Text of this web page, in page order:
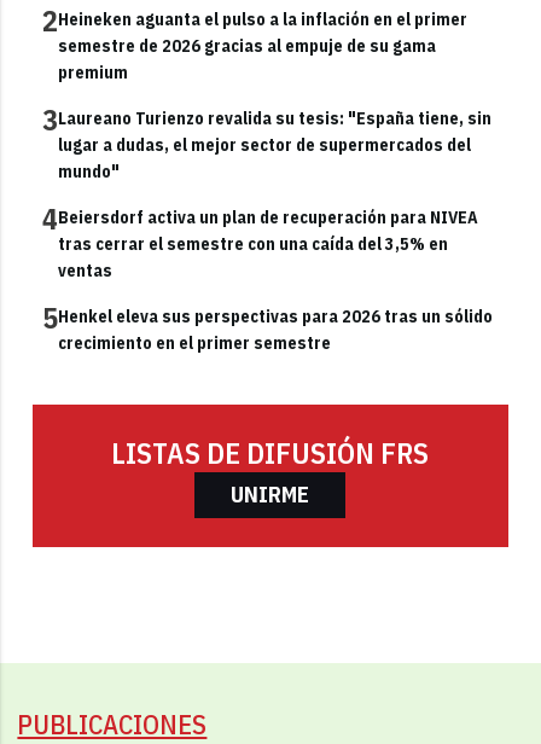
2Heineken aguanta el pulso a la inflación en el primer
semestre de 2026 gracias al empuje de su gama
premium
3Laureano Turienzo revalida su tesis: "España tiene, sin
lugar a dudas, el mejor sector de supermercados del
mundo"
4Beiersdorf activa un plan de recuperación para NIVEA
tras cerrar el semestre con una caída del 3,5% en
ventas
5Henkel eleva sus perspectivas para 2026 tras un sólido
crecimiento en el primer semestre
LISTAS DE DIFUSIÓN FRS
UNIRME
PUBLICACIONES